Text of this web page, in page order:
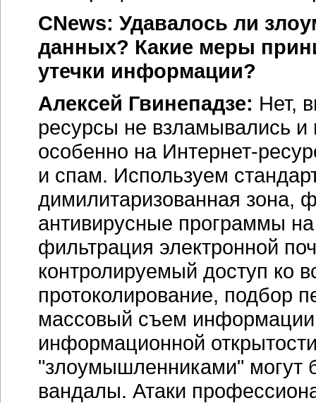
CNews: Удавалось ли
данных? Какие меры
утечки информации?
Алексей Гвинепадзе: Нет,
ресурсы не взламывались
особенно на Интернет-
и спам. Используем
димилитаризованная зона,
антивирусные программы
фильтрация электронной
контролируемый доступ ко
протоколирование, подбор
массовый съем
информационной
"злоумышленниками" могут
вандалы. Атаки